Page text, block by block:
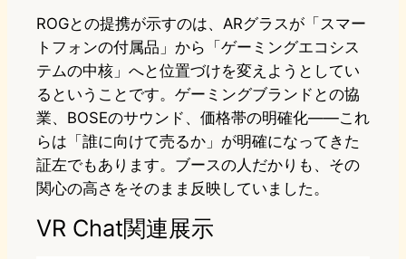
ROGとの提携が示すのは、ARグラスが「スマー
トフォンの付属品」から「ゲーミングエコシス
テムの中核」へと位置づけを変えようとしてい
るということです。ゲーミングブランドとの協
業、BOSEのサウンド、価格帯の明確化——これ
らは「誰に向けて売るか」が明確になってきた
証左でもあります。ブースの人だかりも、その
関心の高さをそのまま反映していました。
VR Chat関連展示